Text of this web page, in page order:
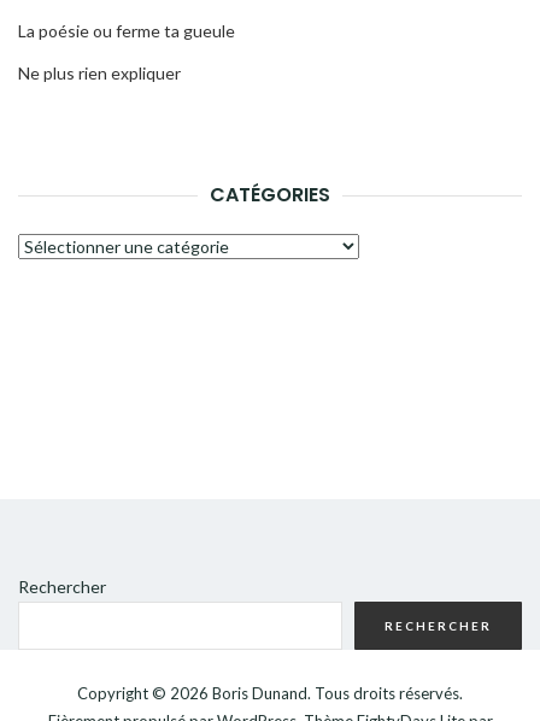
La poésie ou ferme ta gueule
Ne plus rien expliquer
CATÉGORIES
Catégories
Rechercher
RECHERCHER
Copyright © 2026 Boris Dunand. Tous droits réservés.